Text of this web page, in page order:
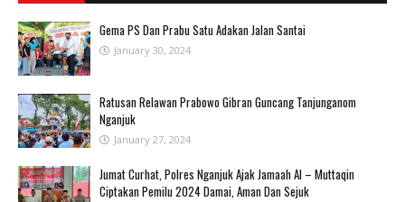
Gema PS Dan Prabu Satu Adakan Jalan Santai
January 30, 2024
Ratusan Relawan Prabowo Gibran Guncang Tanjunganom
Nganjuk
January 27, 2024
Jumat Curhat, Polres Nganjuk Ajak Jamaah Al – Muttaqin
Ciptakan Pemilu 2024 Damai, Aman Dan Sejuk